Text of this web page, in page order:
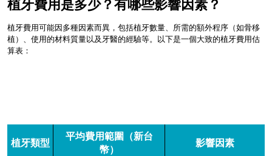
植牙費用是多少？有哪些影響因素？
植牙費用可能因多種因素而異，包括植牙數量、所需的額外程序（如骨移
植）、使用的材料質量以及牙醫的經驗等。以下是一個大致的植牙費用估
算表：
植牙類型
平均費用範圍（新台
幣）
影響因素